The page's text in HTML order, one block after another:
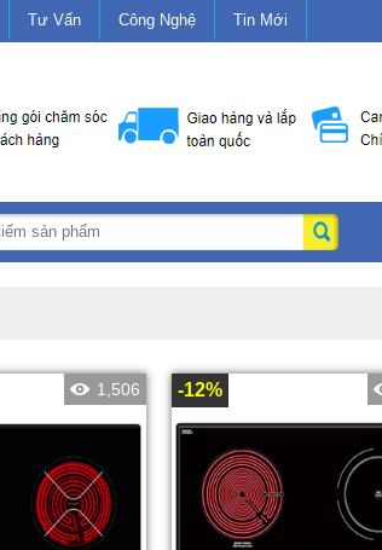
Tư Vấn Công Nghệ Tin Mới
1,506 -12%